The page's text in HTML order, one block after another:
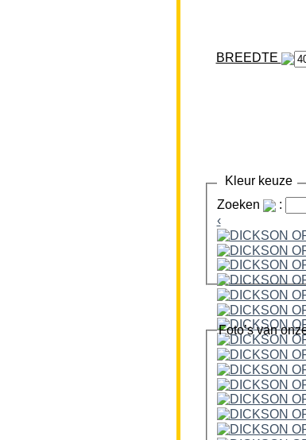
BREEDTE
Kleur keuze
Zoeken
:
‹
Foto’s van